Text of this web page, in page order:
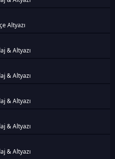
Altyazı
& Altyazı
& Altyazı
& Altyazı
& Altyazı
& Altyazı